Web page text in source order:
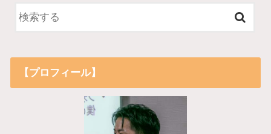
【プロフィール】